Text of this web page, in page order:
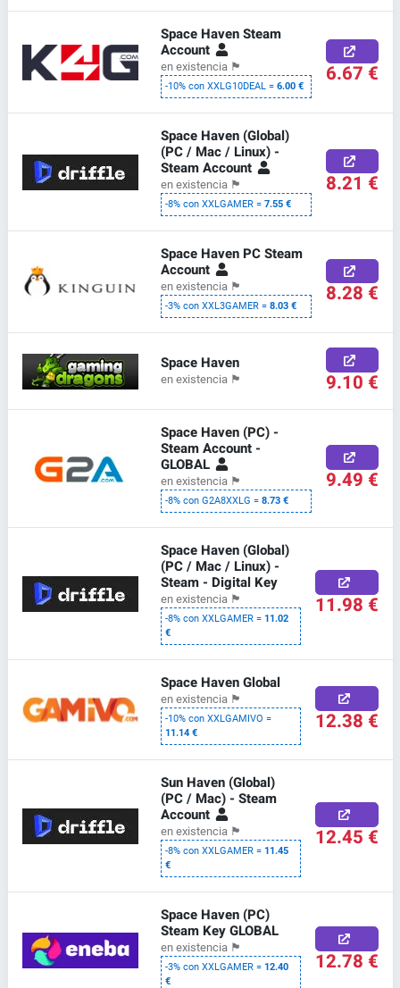
Space Haven Steam
Account
en existencia 🏴
-10% con XXLG10DEAL =6.00 € 6.67 €
Space Haven (Global)
(PC / Mac / Linux) -
Steam Account
en existencia 🏴
-8% con XXLGAMER =7.55 €
8.21 €
Space Haven PC Steam
Account
en existencia 🏴
-3% con XXL3GAMER =8.03 € 8.28 €
Space Haven
en existencia 🏴 9.10 €
Space Haven (PC) -
Steam Account -
GLOBAL
en existencia 🏴
-8% con G2A8XXLG =8.73 €
9.49 €
Space Haven (Global)
(PC / Mac / Linux) -
Steam - Digital Key
en existencia 🏴
-8% con XXLGAMER =11.02
€
11.98 €
Space Haven Global
en existencia 🏴
-10% con XXLGAMIVO =
11.14 €
12.38 €
Sun Haven (Global)
(PC / Mac) - Steam
Account
en existencia 🏴
-8% con XXLGAMER =11.45
€
12.45 €
Space Haven (PC)
Steam Key GLOBAL
en existencia 🏴
-3% con XXLGAMER =12.40
€
12.78 €